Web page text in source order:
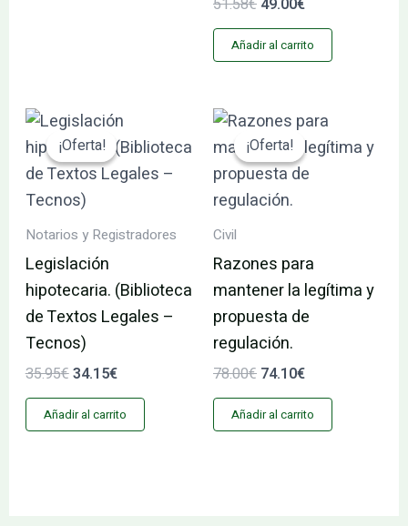
51.58€ 49.00€
Añadir al carrito
¡Oferta!
¡Oferta!
Notarios y Registradores
Legislación
hipotecaria. (Biblioteca
de Textos Legales –
Tecnos)
35.95€
El
precio
original
era:
35.95€.
34.15€
El
precio
actual
es:
Añadir al carrito
¡Oferta!
¡Oferta!
Civil
Razones para
mantener la legítima y
propuesta de
regulación.
78.00€
El
precio
original
era:
78.00€.
74.10€
El
precio
actual
es:
Añadir al carrito